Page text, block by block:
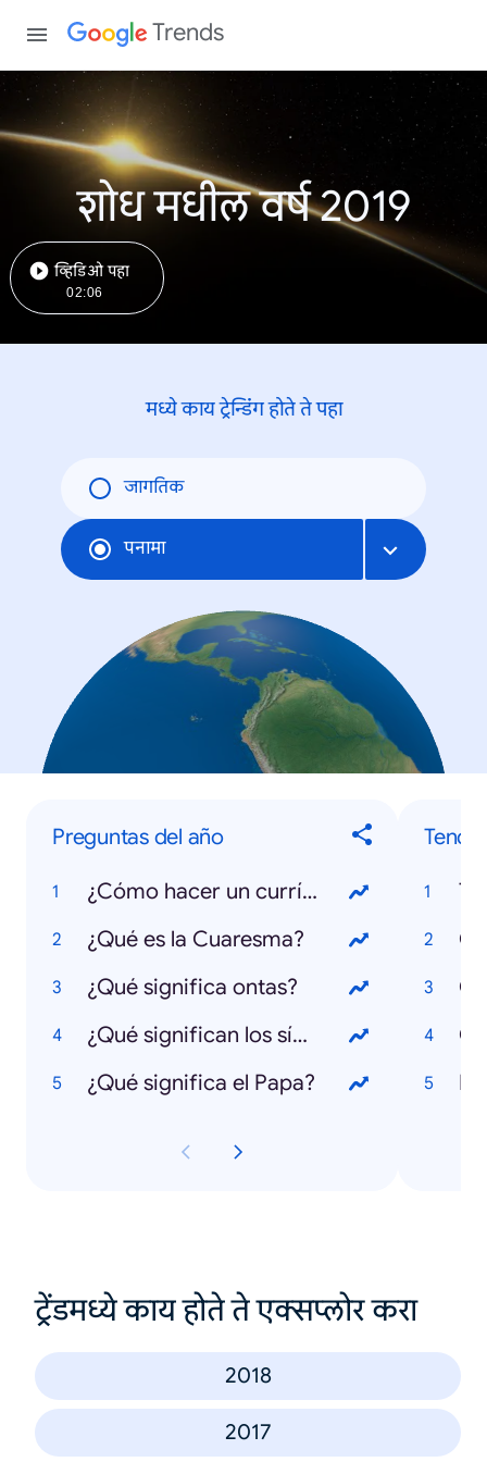
Trends
शोध मधील वर्ष 2019
व्हिडिओ पहा
02:06
मध्ये काय ट्रेन्डिंंग होते ते पहा
जागतिक
पनामा
Preguntas del año
¿Cómo hacer un currículum?
¿Qué es la Cuaresma?
¿Qué significa ontas?
¿Qué significan los símbolos del escudo de Panamá?
¿Qué significa el Papa?
ट्रेंडमध्ये काय होते ते एक्सप्लोर करा
2018
2017